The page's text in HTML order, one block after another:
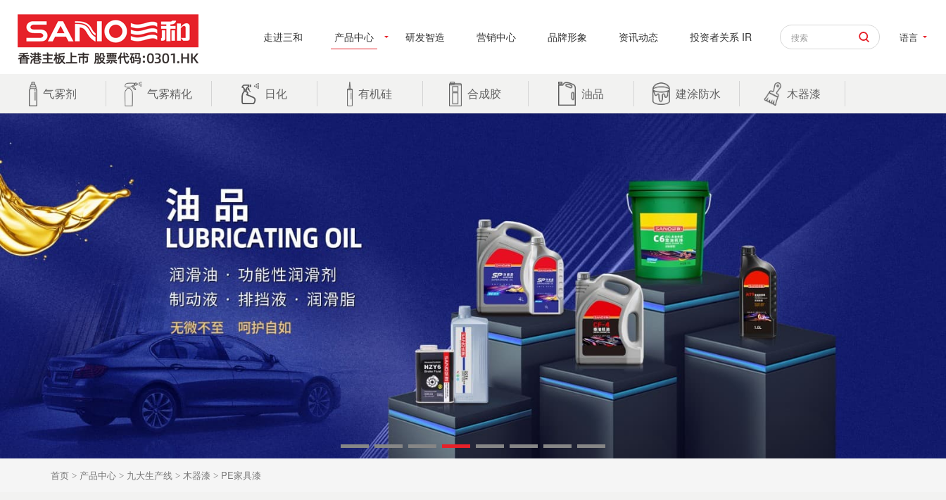
语言
走进三和 产品中心 研发智造 营销中心 品牌形象 资讯动态 投资者关系 IR
气雾剂 气雾精化 日化 有机硅 合成胶 油品 建涂防水 木器漆
首页 > 产品中心 > 九大生产线 > 木器漆 > PE家具漆